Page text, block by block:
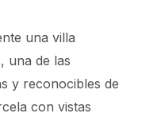
una villa
una de las
y reconocibles de
con vistas